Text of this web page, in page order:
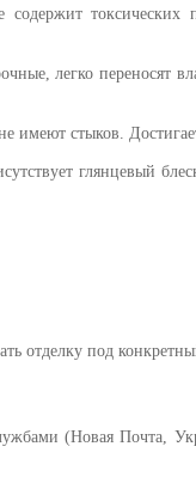
токсических
легко переносят
имеют стыков.
глянцевый
отделку под
(Новая Почта,